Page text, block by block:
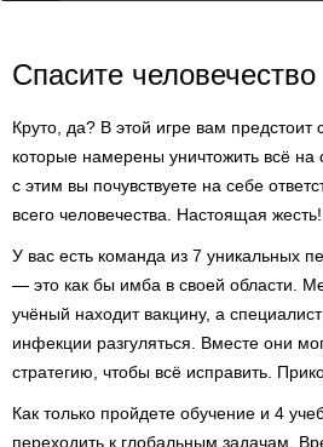
Спасите человечество
Круто, да? В этой игре вам предстоит
которые намерены уничтожить всё
с этим вы почувствуете на себе
всего человечества. Настоящая жесть!
У вас есть команда из 7 уникальных
— это как бы имба в своей области.
учёный находит вакцину, а
инфекции разгуляться. Вместе они
стратегию, чтобы всё исправить.
Как только пройдете обучение и 4
переходить к глобальным задачам.